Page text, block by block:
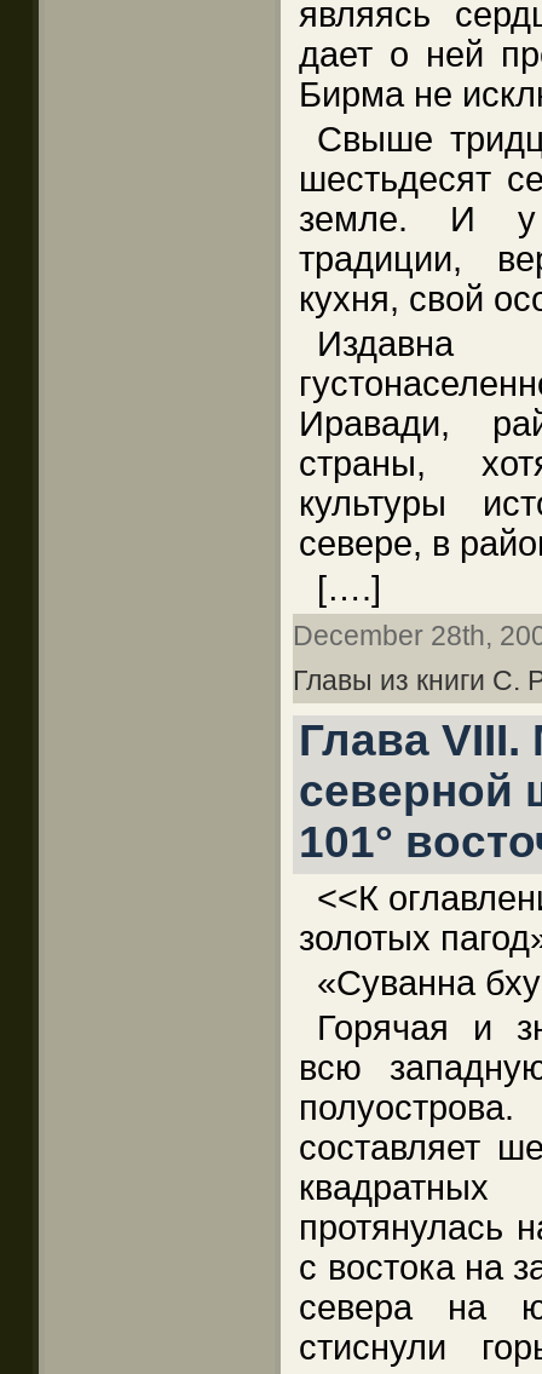
являясь
дает о ней
Бирма не
Свыше
шестьдесят
земле. И у
традиции,
кухня, свой
Иравади,
страны,
культуры
севере, в
[….]
December 28th,
Главы из книги С.
Глава VIII.
северной
101°
<<К
золотых
«Суванна
Горячая и
всю
составляет
протянулась
с востока на
севера на
стиснули